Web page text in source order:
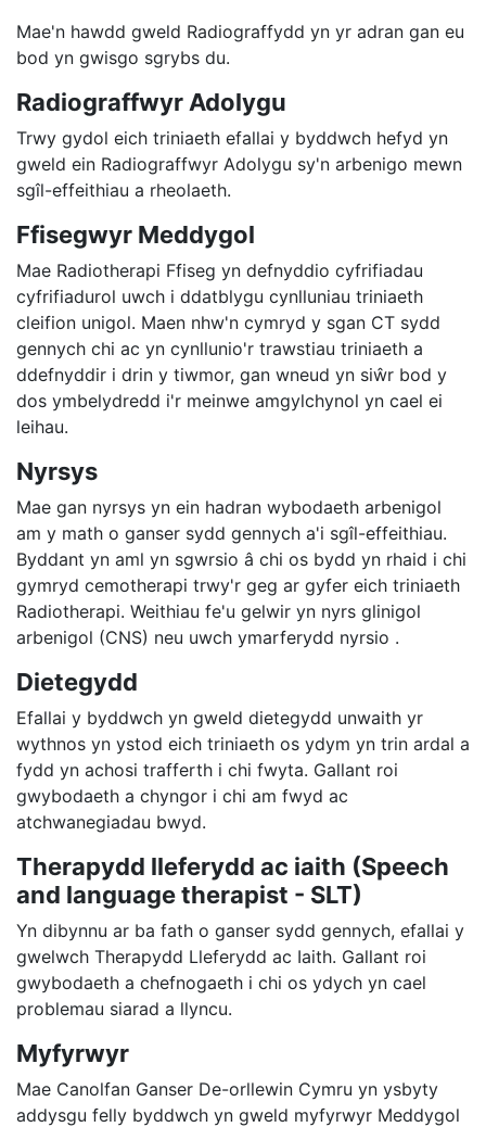
Mae'n hawdd gweld Radiograffydd yn yr adran gan eu
bod yn gwisgo sgrybs du.
Radiograffwyr Adolygu
Trwy gydol eich triniaeth efallai y byddwch hefyd yn
gweld ein Radiograffwyr Adolygu sy'n arbenigo mewn
sgîl-effeithiau a rheolaeth.
Ffisegwyr Meddygol
Mae Radiotherapi Ffiseg yn defnyddio cyfrifiadau
cyfrifiadurol uwch i ddatblygu cynlluniau triniaeth
cleifion unigol. Maen nhw'n cymryd y sgan CT sydd
gennych chi ac yn cynllunio'r trawstiau triniaeth a
ddefnyddir i drin y tiwmor, gan wneud yn siŵr bod y
dos ymbelydredd i'r meinwe amgylchynol yn cael ei
leihau.
Nyrsys
Mae gan nyrsys yn ein hadran wybodaeth arbenigol
am y math o ganser sydd gennych a'i sgîl-effeithiau.
Byddant yn aml yn sgwrsio â chi os bydd yn rhaid i chi
gymryd cemotherapi trwy'r geg ar gyfer eich triniaeth
Radiotherapi. Weithiau fe'u gelwir yn nyrs glinigol
arbenigol (CNS) neu uwch ymarferydd nyrsio .
Dietegydd
Efallai y byddwch yn gweld dietegydd unwaith yr
wythnos yn ystod eich triniaeth os ydym yn trin ardal a
fydd yn achosi trafferth i chi fwyta. Gallant roi
gwybodaeth a chyngor i chi am fwyd ac
atchwanegiadau bwyd.
Therapydd lleferydd ac iaith (Speech
and language therapist - SLT)
Yn dibynnu ar ba fath o ganser sydd gennych, efallai y
gwelwch Therapydd Lleferydd ac Iaith. Gallant roi
gwybodaeth a chefnogaeth i chi os ydych yn cael
problemau siarad a llyncu.
Myfyrwyr
Mae Canolfan Ganser De-orllewin Cymru yn ysbyty
addysgu felly byddwch yn gweld myfyrwyr Meddygol